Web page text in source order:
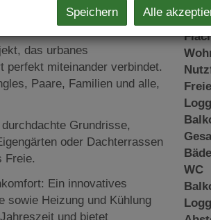
das urbanes
perfekt miteinander verbindet.
Paare, Familien und alle,
Grundrisse,
oder Dachterrassen
Freie.
Ein innovatives
sowie Heizung und Kühlung
und bietet
WC
Speichern Alle